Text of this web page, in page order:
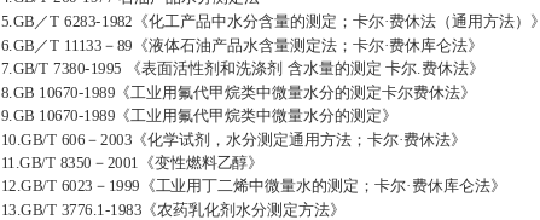
5.GB／T 6283-1982《化工产品中水分含量的测定；卡尔·费休法（通用方法）》
6.GB／T 11133－89《液体石油产品水含量测定法；卡尔·费休库仑法》
7.GB/T 7380-1995 《表面活性剂和洗涤剂 含水量的测定 卡尔.费休法》
8.GB 10670-1989《工业用氟代甲烷类中微量水分的测定卡尔费休法》
9.GB 10670-1989《工业用氟代甲烷类中微量水分的测定》
10.GB/T 606－2003《化学试剂，水分测定通用方法；卡尔·费休法》
11.GB/T 8350－2001《变性燃料乙醇》
12.GB/T 6023－1999《工业用丁二烯中微量水的测定；卡尔·费休库仑法》
13.GB/T 3776.1-1983《农药乳化剂水分测定方法》